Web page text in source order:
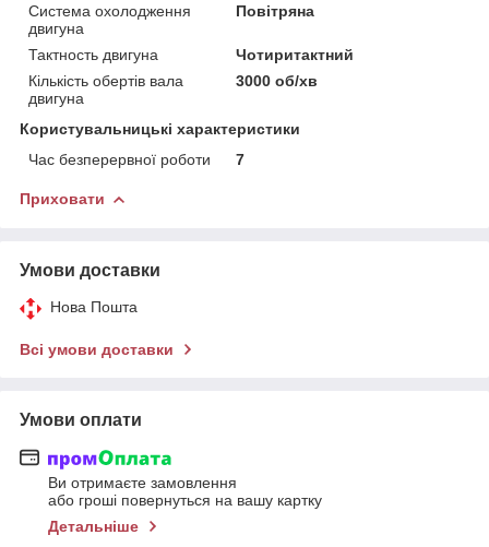
Система охолодження
двигуна
Повітряна
Тактность двигуна
Чотиритактний
Кількість обертів вала
двигуна
3000 об/хв
Користувальницькі характеристики
Час безперервної роботи
7
Приховати
Умови доставки
Нова Пошта
Всі умови доставки
Умови оплати
Ви отримаєте замовлення
або гроші повернуться на вашу картку
Детальніше